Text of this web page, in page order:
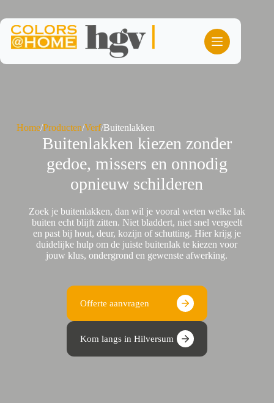
de
inhoud
Home/Producten/Verf/Buitenlakken
Buitenlakken kiezen zonder
gedoe, missers en onnodig
opnieuw schilderen
Zoek je buitenlakken, dan wil je vooral weten welke lak
buiten echt blijft zitten. Niet bladdert, niet snel vergeelt
en past bij hout, deur, kozijn of schutting. Hier krijg je
duidelijke hulp om de juiste buitenlak te kiezen voor
jouw klus, ondergrond en gewenste afwerking.
Offerte aanvragen
Kom langs in Hilversum